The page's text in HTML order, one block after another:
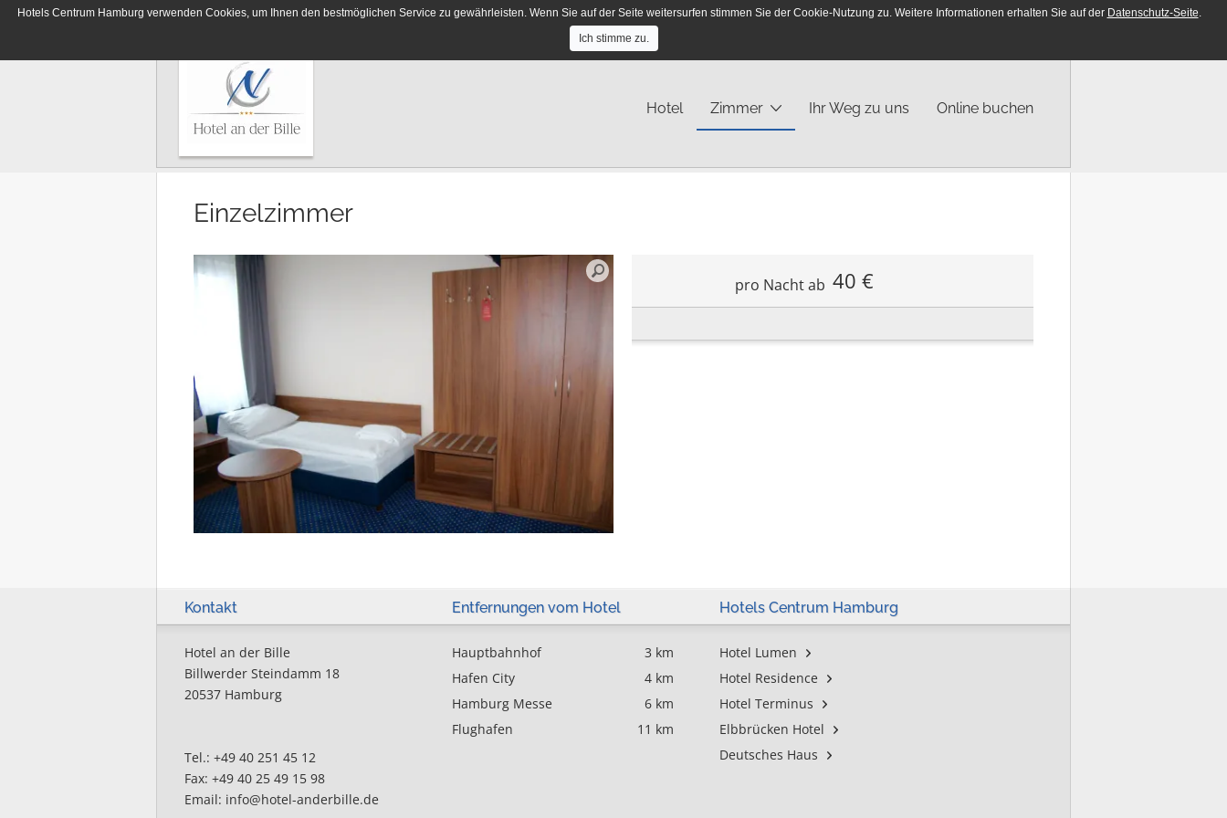
Centrum
Deutsches Haus
Elbbrücken Hotel
Hotel an der Bille
So erreichen Sie uns:+49 40/ 251 45 12
Hotel Zimmer Ihr Weg zu uns Online buchen
Einzelzimmer
pro Nacht ab 40 €
Kontakt
Hotel an der Bille
Billwerder Steindamm 18
20537 Hamburg
Tel.: +49 40 251 45 12
Fax: +49 40 25 49 15 98
Email: info@hotel-anderbille.de
Entfernungen vom Hotel
Hauptbahnhof
3 km
Hafen City
4 km
Hamburg Messe
6 km
Flughafen
11 km
Hotels Centrum Hamburg
Hotel Lumen
Hotel Residence
Hotel Terminus
Elbbrücken Hotel
Deutsches Haus
Hotels Centrum Hamburg verwenden Cookies, um Ihnen den bestmöglichen Service zu gewährleisten. Wenn Sie auf der Seite weitersurfen stimmen Sie der Cookie-Nutzung zu. Weitere Informationen erhalten Sie auf der Datenschutz-Seite.
Ich stimme zu.